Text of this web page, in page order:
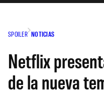
SPOILER NOTICIAS
Netflix
de la nueva